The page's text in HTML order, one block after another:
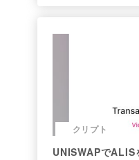
クリプト
UNISWAPでALIS